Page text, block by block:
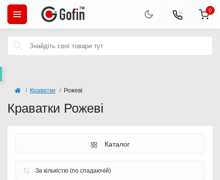
0
Краватки Рожеві
Краватки Рожеві
Каталог